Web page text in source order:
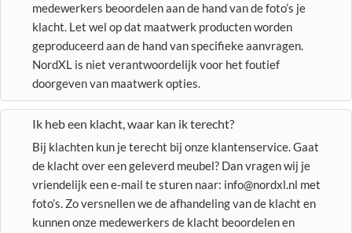
medewerkers beoordelen aan de hand van de foto’s je
klacht. Let wel op dat maatwerk producten worden
geproduceerd aan de hand van specifieke aanvragen.
NordXL is niet verantwoordelijk voor het foutief
doorgeven van maatwerk opties.
Ik heb een klacht, waar kan ik terecht?
Bij klachten kun je terecht bij onze klantenservice. Gaat
de klacht over een geleverd meubel? Dan vragen wij je
vriendelijk een e-mail te sturen naar: info@nordxl.nl met
foto’s. Zo versnellen we de afhandeling van de klacht en
kunnen onze medewerkers de klacht beoordelen en